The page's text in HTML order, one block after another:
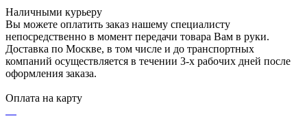
Наличными курьеру
Вы можете оплатить заказ нашему специалисту
непосредственно в момент передачи товара Вам в руки.
Доставка по Москве, в том числе и до транспортных
компаний осуществляется в течении 3-х рабочих дней после
оформления заказа.
Оплата на карту